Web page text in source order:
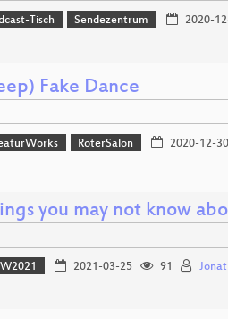
Tisch Sendezentrum 2020-
Fake Dance
RoterSalon 2020-12-30
you may not know
2021-03-25 91